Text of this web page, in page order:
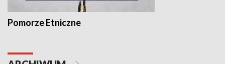
Pomorze Etniczne